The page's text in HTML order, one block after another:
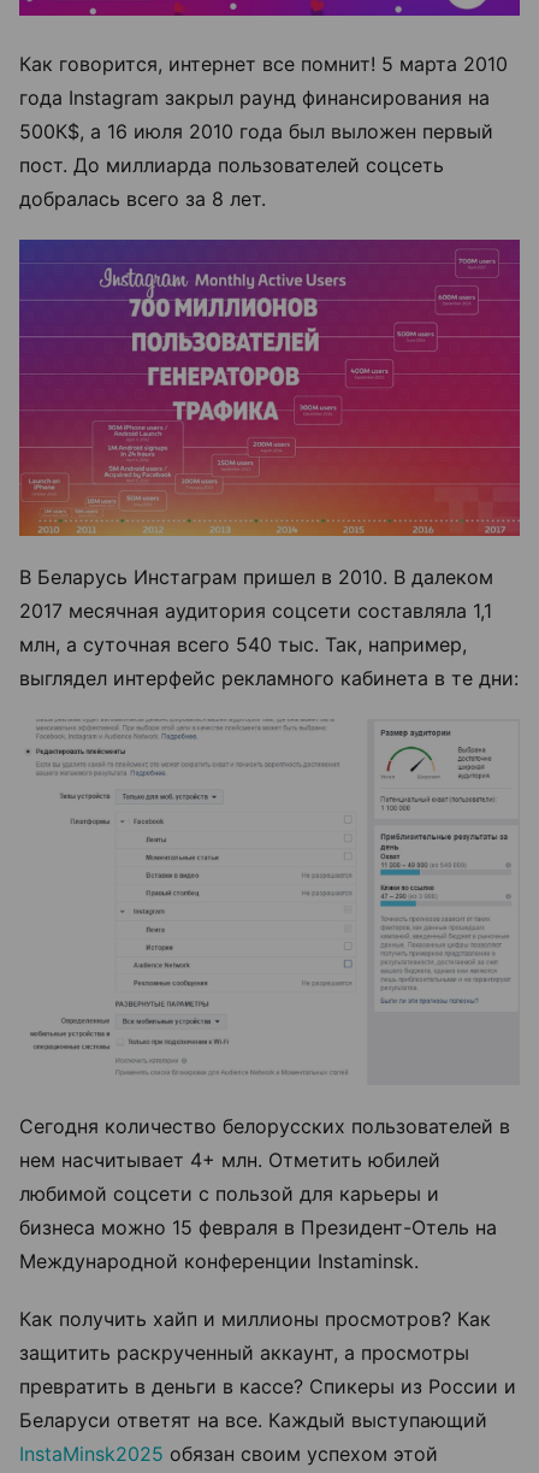
Как говорится, интернет все помнит! 5 марта 2010
года Instagram закрыл раунд финансирования на
500К$, а 16 июля 2010 года был выложен первый
пост. До миллиарда пользователей соцсеть
добралась всего за 8 лет.
В Беларусь Инстаграм пришел в 2010. В далеком
2017 месячная аудитория соцсети составляла 1,1
млн, а суточная всего 540 тыс. Так, например,
выглядел интерфейс рекламного кабинета в те дни:
Сегодня количество белорусских пользователей в
нем насчитывает 4+ млн. Отметить юбилей
любимой соцсети с пользой для карьеры и
бизнеса можно 15 февраля в Президент-Отель на
Международной конференции Instaminsk.
Как получить хайп и миллионы просмотров? Как
защитить раскрученный аккаунт, а просмотры
превратить в деньги в кассе? Спикеры из России и
Беларуси ответят на все. Каждый выступающий
InstaMinsk2025 обязан своим успехом этой